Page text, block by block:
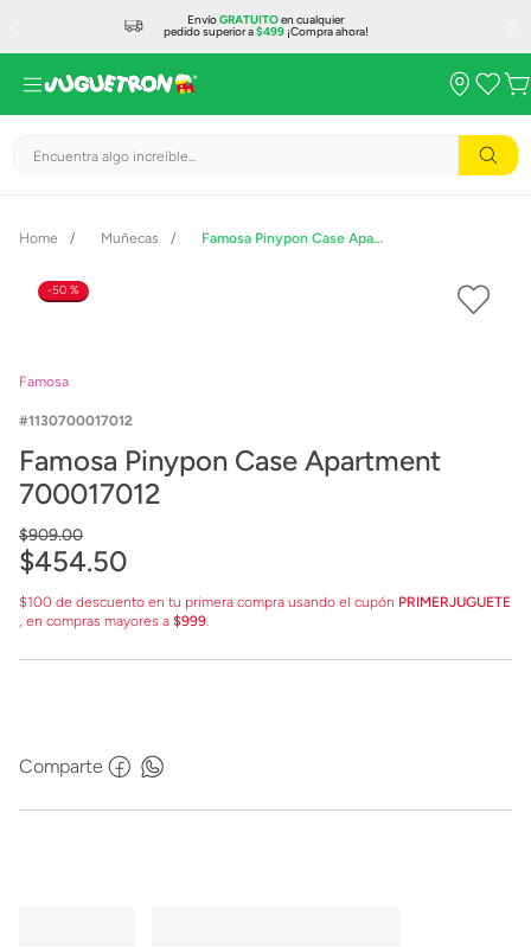
EnvíoGRATUITOen cualquier
pedido superior a$499¡Compra ahora!
Encuentra algo increíble...
Muñecas Famosa Pinypon Case Apartment 700017012
50 %
Famosa
1130700017012
Famosa Pinypon Case Apartment
700017012
$909.00
$454.50
$100 de descuento en tu primera compra usando el cupón PRIMERJUGUETE
, en compras mayores a $999.
Comparte